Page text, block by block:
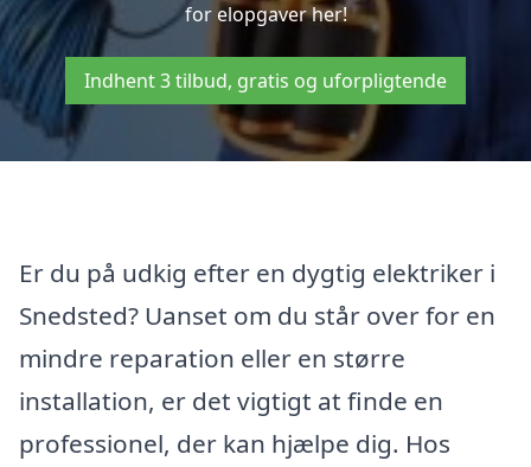
for elopgaver her!
Indhent 3 tilbud, gratis og uforpligtende
Er du på udkig efter en dygtig elektriker i
Snedsted? Uanset om du står over for en
mindre reparation eller en større
installation, er det vigtigt at finde en
professionel, der kan hjælpe dig. Hos